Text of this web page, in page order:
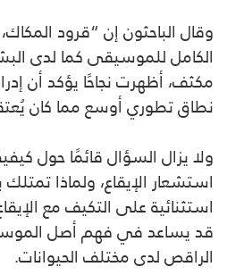
وقال الباحثون إن “قرود
الكامل للموسيقى كما لدى
مكثف، أظهرت نجاحًا يؤكد أن
نطاق تطوري أوسع مما كان
ولا يزال السؤال قائمًا حول
استشعار الإيقاع، ولماذا
استثنائية على التكيف مع
قد يساعد في فهم أصل
الراقص لدى مختلف الحيوانات.